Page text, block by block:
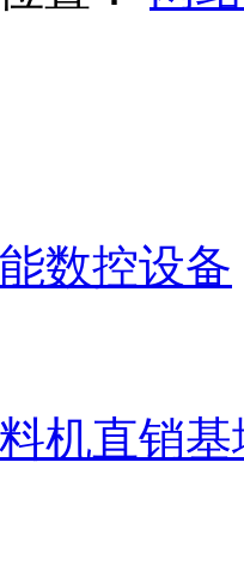
数控设备
机直销基